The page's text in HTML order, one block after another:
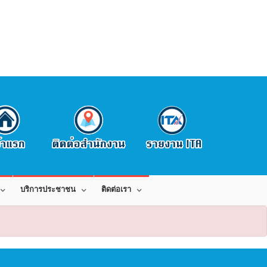
บริการประชาชน ติดต่อเรา